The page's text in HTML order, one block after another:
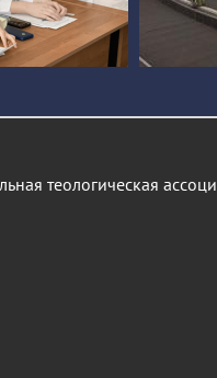
теологическая